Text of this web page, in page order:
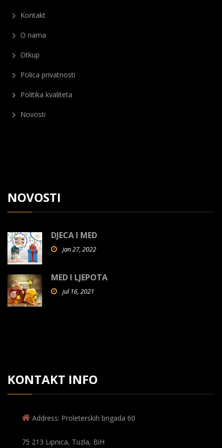
Kontakt
O nama
Otkup
Polica privatnosti
Politika kvaliteta
Novosti
NOVOSTI
DJECA I MED
jan 27, 2022
MED I LJEPOTA
jul 16, 2021
KONTAKT INFO
Address: Proleterskih brigada 60
75 213 Lipnica, Tuzla, BiH